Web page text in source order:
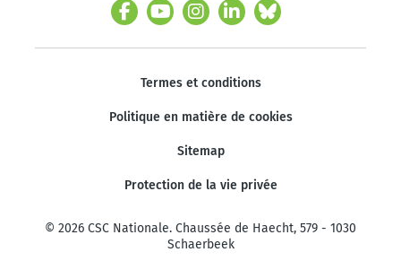
Termes et conditions
Politique en matière de cookies
Sitemap
Protection de la vie privée
© 2026 CSC Nationale. Chaussée de Haecht, 579 - 1030
Schaerbeek